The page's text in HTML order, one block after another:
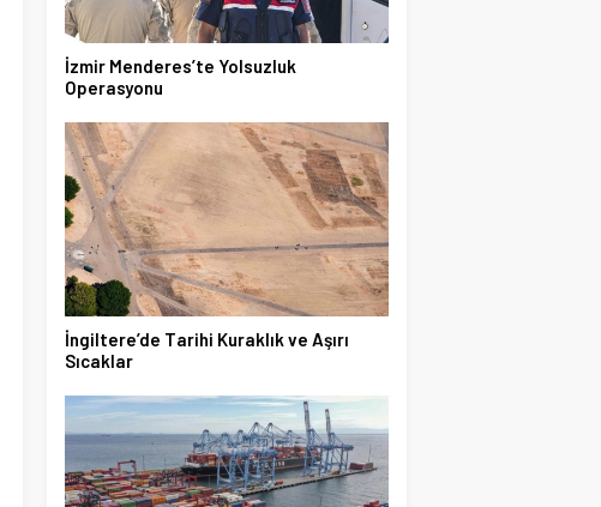
İzmir Menderes’te Yolsuzluk
Operasyonu
İngiltere’de Tarihi Kuraklık ve Aşırı
Sıcaklar